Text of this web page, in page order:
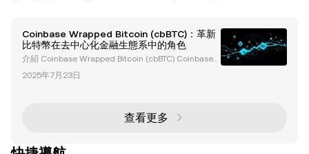
Coinbase Wrapped Bitcoin (cbBTC)：革新
比特幣在去中心化金融生態系中的角色
介紹 Coinbase Wrapped Bitcoin (cbBTC) Coinbase
Wrapped Bitcoin (cbBTC) 是一種 ERC-20 代幣，以 1:
1 的比例代表比特幣，並由 Coinbase 安全託管的比特
去中心化金融（DeFi）應用。透過將比特幣包裝成 cbB
2025年7月23日
查看更多